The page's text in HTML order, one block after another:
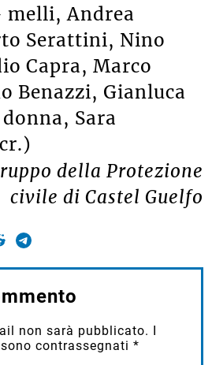
melli, Andrea
Serattini, Nino
Capra, Marco
Benazzi, Gianluca
Sara
della Protezione
civile di Castel Guelfo
non sarà pubblicato.
contrassegnati*